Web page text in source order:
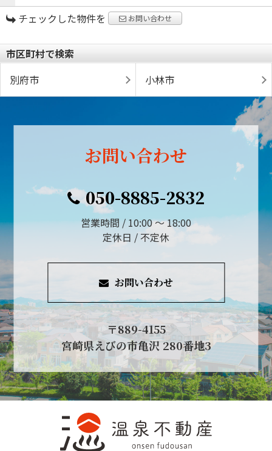
チェックした物件を お問い合わせ
市区町村で検索
別府市
小林市
お問い合わせ
050-8885-2832
営業時間 / 10:00 ～ 18:00
定休日 / 不定休
お問い合わせ
〒889-4155
宮崎県えびの市亀沢 280番地3